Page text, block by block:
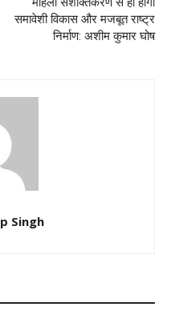
समावेशी विकास और मजबूत राष्ट्र
निर्माण: अशीम कुमार घोष
Singh